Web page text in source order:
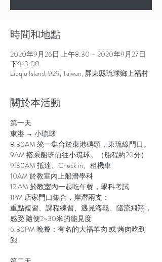
時間和地點
2020年9月26日 上午8:30 – 2020年9月27日
下午3:00
Liuqiu Island, 929, Taiwan, 屏東縣琉球鄉上福村
關於本活動
第一天
東港 → 小琉球
8:30AM 統一集合於東港碼頭，東琉線門口。
9AM 搭乘船班前往小琉球。（船程約20分）
9:30AM 抵達、Check in、租機車
10AM 於教室內上船潛學科
12 AM 於教室內一起吃午餐，學科考試
1PM 店家門口集合，岸潛兩支：
重點複習、課程練習、遇見海龜、隨流飛翔，
感受 隨便2~30米的能見度
6:30PM 晚餐：有名的大福羊肉 或 烤肉吃到